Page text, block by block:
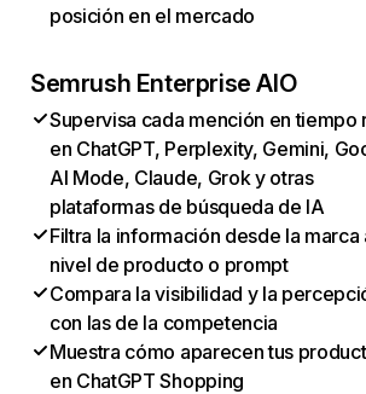
posición en el mercado
Semrush Enterprise AIO
Supervisa cada mención en tiempo
en ChatGPT, Perplexity, Gemini,
AI Mode, Claude, Grok y otras
plataformas de búsqueda de IA
Filtra la información desde la marca
nivel de producto o prompt
Compara la visibilidad y la
con las de la competencia
Muestra cómo aparecen tus
en ChatGPT Shopping